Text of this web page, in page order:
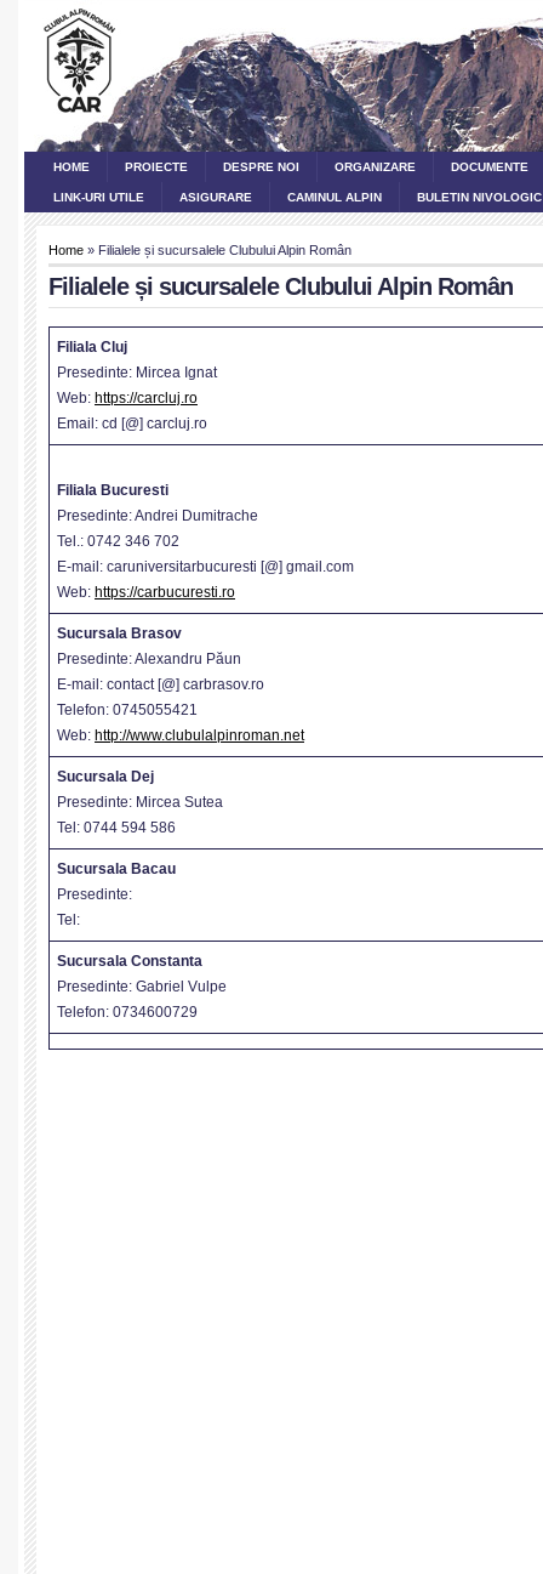
HOME PROIECTE DESPRE NOI ORGANIZARE DOCUMENTE
LINK-URI UTILE ASIGURARE CAMINUL ALPIN BULETIN
Home » Filialele și sucursalele Clubului Alpin Român
Filialele și sucursalele Clubului Alpin Român
Filiala Cluj
Presedinte: Mircea Ignat
Web: https://carcluj.ro
Email: cd [@] carcluj.ro
Filiala Bucuresti
Presedinte: Andrei Dumitrache
Tel.: 0742 346 702
E-mail: caruniversitarbucuresti [@] gmail.com
Web: https://carbucuresti.ro
Sucursala Brasov
Presedinte: Alexandru Păun
E-mail: contact [@] carbrasov.ro
Telefon: 0745055421
Web: http://www.clubulalpinroman.net
Sucursala Dej
Presedinte: Mircea Sutea
Tel: 0744 594 586
Sucursala Bacau
Presedinte:
Tel:
Sucursala Constanta
Presedinte: Gabriel Vulpe
Telefon: 0734600729